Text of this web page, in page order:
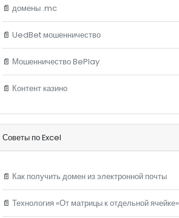
📄 домены .mc
📄 UedBet мошенничество
📄 Мошенничество BePlay
📄 Контент казино
Советы по Excel
📄 Как получить домен из электронной почты
📄 Технология «От матрицы к отдельной ячейке»